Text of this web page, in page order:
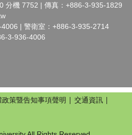
分機 7752 | 傳真：+886-3-935-1829
| 警衛室：+886-3-935-2714
3-936-4006
政策暨告知事項聲明
交通資訊